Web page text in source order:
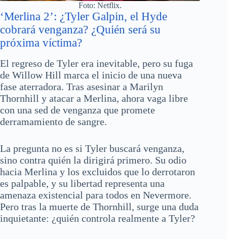
Foto: Netflix.
‘Merlina 2’: ¿Tyler Galpin, el Hyde
cobrará venganza? ¿Quién será su
próxima víctima?
El regreso de Tyler era inevitable, pero su fuga
de Willow Hill marca el inicio de una nueva
fase aterradora. Tras asesinar a Marilyn
Thornhill y atacar a Merlina, ahora vaga libre
con una sed de venganza que promete
derramamiento de sangre.
La pregunta no es si Tyler buscará venganza,
sino contra quién la dirigirá primero. Su odio
hacia Merlina y los excluidos que lo derrotaron
es palpable, y su libertad representa una
amenaza existencial para todos en Nevermore.
Pero tras la muerte de Thornhill, surge una duda
inquietante: ¿quién controla realmente a Tyler?